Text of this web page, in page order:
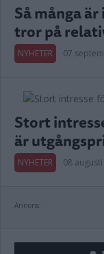
Så många
tror på
NYHETER 07
Stort
är
NYHETER 08
Annons: